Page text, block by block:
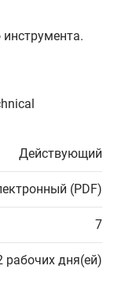
Действующий
(PDF)
7
рабочих дня(ей)